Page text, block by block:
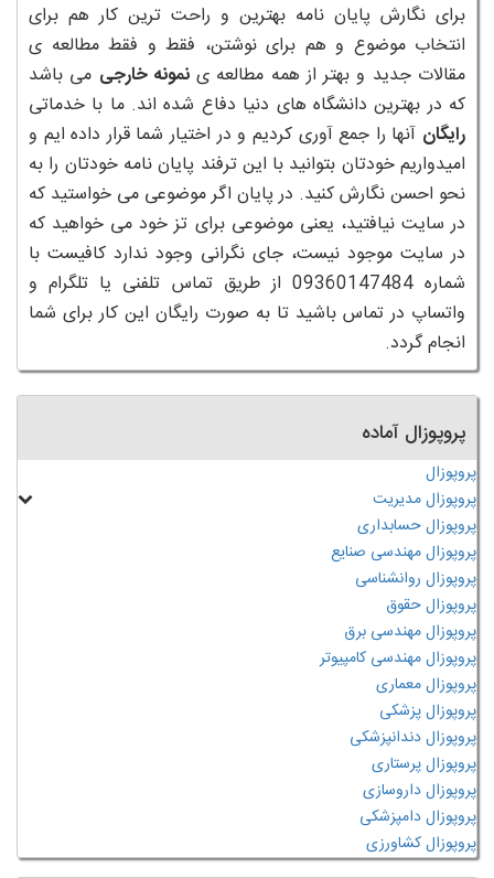
برای نگارش پایان نامه بهترین و راحت ترین کار هم برای
انتخاب موضوع و هم برای نوشتن، فقط و فقط مطالعه ی
مقالات جدید و بهتر از همه مطالعه ینمونه خارجی می باشد
که در بهترین دانشگاه های دنیا دفاع شده اند. ما با خدماتی
رایگان آنها را جمع آوری کردیم و در اختیار شما قرار داده ایم و
امیدواریم خودتان بتوانید با این ترفند پایان نامه خودتان را به
نحو احسن نگارش کنید. در پایان اگر موضوعی می خواستید که
در سایت نیافتید، یعنی موضوعی برای تز خود می خواهید که
در سایت موجود نیست، جای نگرانی وجود ندارد کافیست با
شماره 09360147484 از طریق تماس تلفنی یا تلگرام و
واتساپ در تماس باشید تا به صورت رایگان این کار برای شما
انجام گردد.
پروپوزال آماده
پروپوزال
پروپوزال مدیریت
پروپوزال حسابداری
پروپوزال مهندسی صنایع
پروپوزال روانشناسی
پروپوزال حقوق
پروپوزال مهندسی برق
پروپوزال مهندسی کامپیوتر
پروپوزال معماری
پروپوزال پزشکی
پروپوزال دندانپزشکی
پروپوزال پرستاری
پروپوزال داروسازی
پروپوزال دامپزشکی
پروپوزال کشاورزی